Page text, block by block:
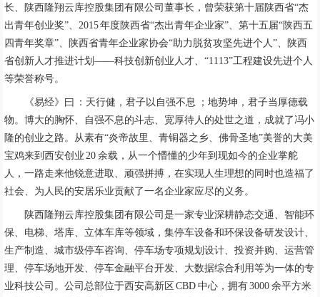
长、陕西隆翔云库控股集团有限公司董事长，曾荣获第十届陕西省“杰
出青年创业奖”、2015 年度陕西省“杰出青年企业家”、第十五届“陕西五
四青年奖章”、陕西省青年企业家协会“助力脱贫攻坚先进个人”、陕西
省创新人才推进计划——科技创新创业人才、“1113”工程建设先进个人
等荣誉称号。
《易经》曰 ：天行健，君子以自强不息 ；地势坤，君子当厚德载
物。博大的胸怀、自强不息的斗志、宽厚待人的处世之道，成就了冯小
隆的创业之路。从素有“炎帝故里、青铜器之乡、佛骨圣地”美誉的大美
宝鸡来到西安创业 20 余载，从一个懵懂的少年到现如今的企业掌舵
人，一路走来他锐意进取、顽强拼搏，在实现人生理想的同时也造福了
社会、为人民的安居乐业贡献了一名企业家应尽的义务。
陕西隆翔云库控股集团有限公司是一家专业深耕静态交通、智能环
保、电梯、塔库、立体车库等领域，集停车设备和环保设备研发设计、
生产制造、城市级停车咨询、停车场专项规划设计、投资并购、运营管
理、停车场地开发、停车金融平台开发、大数据综合利用等为一体的专
业科技公司。公司总部位于西安高新区 CBD 中心，拥有 3000 余平方米